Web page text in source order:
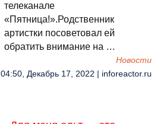
телеканале
«Пятница!».Родственник
артистки посоветовал ей
обратить внимание на …
Новости
04:50, Декабрь 17, 2022 | inforeactor.ru